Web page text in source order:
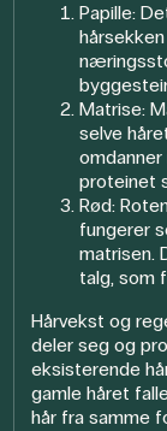
Papille:
Matrise:
selve
proteinet
Rød:
fungerer
matrisen.
talg, som
Hårvekst og
deler seg og
eksisterende
gamle håret
hår fra samme